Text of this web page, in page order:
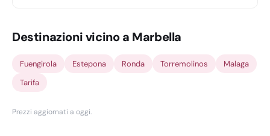
Destinazioni vicino a Marbella
Fuengirola Estepona Ronda Torremolinos
Malaga
Tarifa
Prezzi aggiornati a oggi.